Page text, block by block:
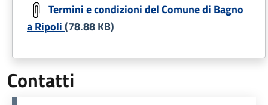
Termini e condizioni del Comune di Bagno
a Ripoli(78.88 KB)
Contatti